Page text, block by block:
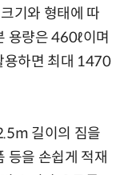
기와 형태에 따
용량은 460ℓ이며
용하면 최대 1470
길이의 짐을
등을 손쉽게 적재